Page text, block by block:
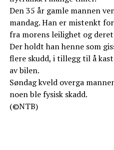
Den 35 år gamle mannen
mandag. Han er mistenkt
fra morens leilighet og
Der holdt han henne som
flere skudd, i tillegg til å
av bilen.
Søndag kveld overga
noen ble fysisk skadd.
(©NTB)